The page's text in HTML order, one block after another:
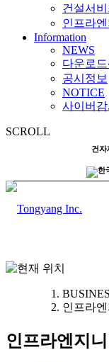
건설서
인프라
Information
NEWS
다운로드
공시정보
NOTICE
사이버감
SCROLL
건자
인프라
인프라엔지